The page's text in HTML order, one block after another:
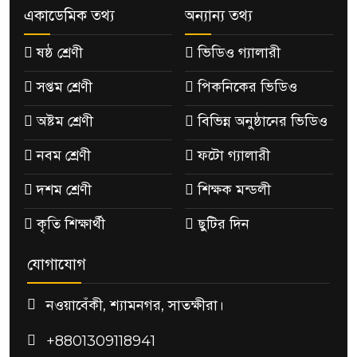
একাডেমিক তথ্য
ষষ্ঠ শ্রেণী
সপ্তম শ্রেণী
অষ্টম শ্রেণী
নবম শ্রেণী
দশম শ্রেণী
কৃতি শিক্ষার্থী
অন্যান্য তথ্য
ভিডিও গ্যালারী
পিকনিকের ভিডিও
বিভিন্ন অনুষ্ঠানের ভিডিও
ফটো গ্যালারী
শিক্ষক মন্ডলী
ছুটির দিন
যোগাযোগ
নওয়াবেঁকী, শ্যামনগর, সাতক্ষীরা।
+8801309118941